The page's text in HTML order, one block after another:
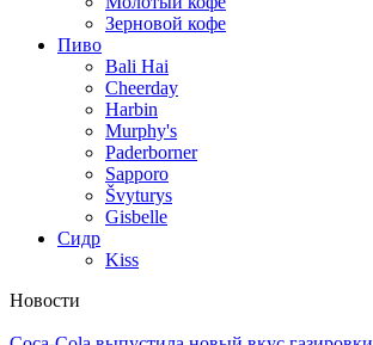
Зерновой кофе
Пиво
Bali Hai
Cheerday
Harbin
Murphy's
Paderborner
Sapporo
Švyturys
Gisbelle
Сидр
Kiss
Новости